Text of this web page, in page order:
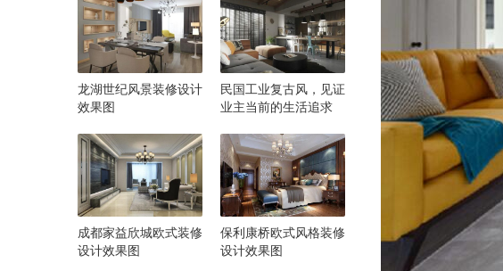
龙湖世纪风景装修设计
效果图
民国工业复古风，见证
业主当前的生活追求
成都家益欣城欧式装修
设计效果图
保利康桥欧式风格装修
设计效果图